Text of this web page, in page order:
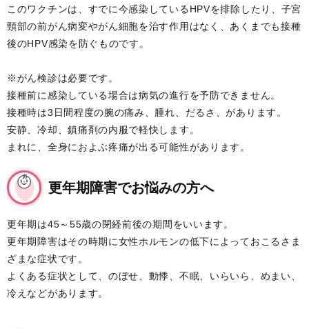
このワクチンは、すでに今感染しているHPVを排除したり、子宮
頸部の前がん病変やがん細胞を治す作用はなく、あくまでも接種
後のHPV感染を防ぐものです。
※がん検診は必要です。
接種前に感染している場合は病気の進行を予防できません。
接種時は3日間程度の腕の痛み、腫れ、だるさ、があります。
安静、冷却、鎮痛剤の内服で軽快します。
まれに、全身におよぶ疼痛が出る可能性があります。
更年期障害でお悩みの方へ
更年期は45～55歳の閉経前後の期間をいいます。
更年期障害はその時期に女性ホルモンの低下によっておこるさま
ざまな症状です。
よくある症状として、のぼせ、動悸、不眠、いらいら、めまい、
冷えなどがあります。